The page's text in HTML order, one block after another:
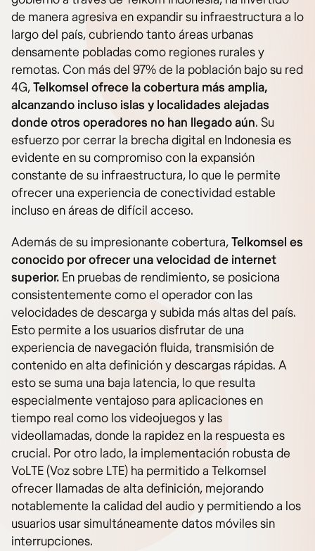
de manera agresiva en expandir su infraestructura a lo
largo del país, cubriendo tanto áreas urbanas
densamente pobladas como regiones rurales y
remotas. Con más del 97% de la población bajo su red
4G,Telkomsel ofrece la cobertura más amplia,
alcanzando incluso islas y localidades alejadas
donde otros operadores no han llegado aún. Su
esfuerzo por cerrar la brecha digital en Indonesia es
evidente en su compromiso con la expansión
constante de su infraestructura, lo que le permite
ofrecer una experiencia de conectividad estable
incluso en áreas de difícil acceso.
Además de su impresionante cobertura,Telkomsel es
conocido por ofrecer una velocidad de internet
superior. En pruebas de rendimiento, se posiciona
consistentemente como el operador con las
velocidades de descarga y subida más altas del país.
Esto permite a los usuarios disfrutar de una
experiencia de navegación fluida, transmisión de
contenido en alta definición y descargas rápidas. A
esto se suma una baja latencia, lo que resulta
especialmente ventajoso para aplicaciones en
tiempo real como los videojuegos y las
videollamadas, donde la rapidez en la respuesta es
crucial. Por otro lado, la implementación robusta de
VoLTE (Voz sobre LTE) ha permitido a Telkomsel
ofrecer llamadas de alta definición, mejorando
notablemente la calidad del audio y permitiendo a los
usuarios usar simultáneamente datos móviles sin
interrupciones.